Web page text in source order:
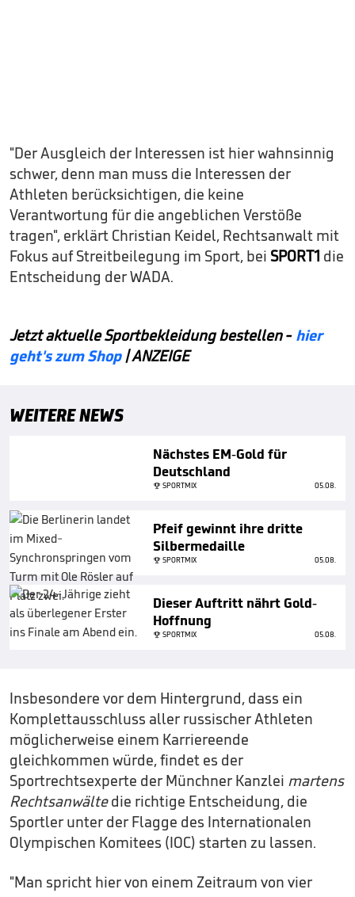
"Der Ausgleich der Interessen ist hier wahnsinnig
schwer, denn man muss die Interessen der
Athleten berücksichtigen, die keine
Verantwortung für die angeblichen Verstöße
tragen", erklärt Christian Keidel, Rechtsanwalt mit
Fokus auf Streitbeilegung im Sport, bei SPORT1 die
Entscheidung der WADA.
Jetzt aktuelle Sportbekleidung bestellen - hier
geht's zum Shop| ANZEIGE
WEITERE NEWS
Nächstes EM-Gold für
Deutschland
SPORTMIX 05.08.
Pfeif gewinnt ihre dritte
Silbermedaille
SPORTMIX 05.08.
Dieser Auftritt nährt Gold-
Hoffnung
SPORTMIX 05.08.
Insbesondere vor dem Hintergrund, dass ein
Komplettausschluss aller russischer Athleten
möglicherweise einem Karriereende
gleichkommen würde, findet es der
Sportrechtsexperte der Münchner Kanzlei martens
Rechtsanwältedie richtige Entscheidung, die
Sportler unter der Flagge des Internationalen
Olympischen Komitees (IOC) starten zu lassen.
"Man spricht hier von einem Zeitraum von vier